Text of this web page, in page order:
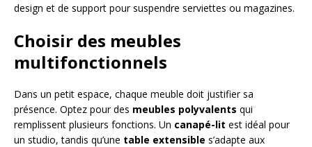
design et de support pour suspendre serviettes ou magazines.
Choisir des meubles
multifonctionnels
Dans un petit espace, chaque meuble doit justifier sa
présence. Optez pour des meubles polyvalents qui
remplissent plusieurs fonctions. Un canapé-lit est idéal pour
un studio, tandis qu’une table extensible s’adapte aux